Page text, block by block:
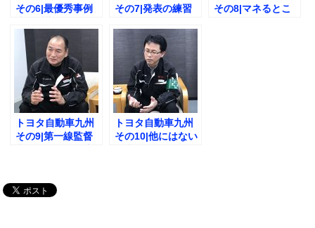
その6|最優秀事例
その7|発表の練習
その8|マネるとこ
トヨタ自動車九州
その9|第一線監督
トヨタ自動車九州
その10|他にはない